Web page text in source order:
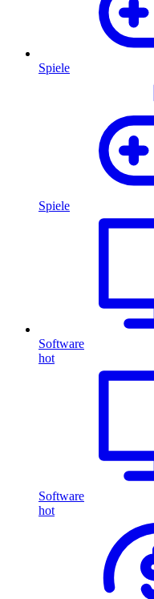
Spiele
Spiele
Software
hot
Software
hot